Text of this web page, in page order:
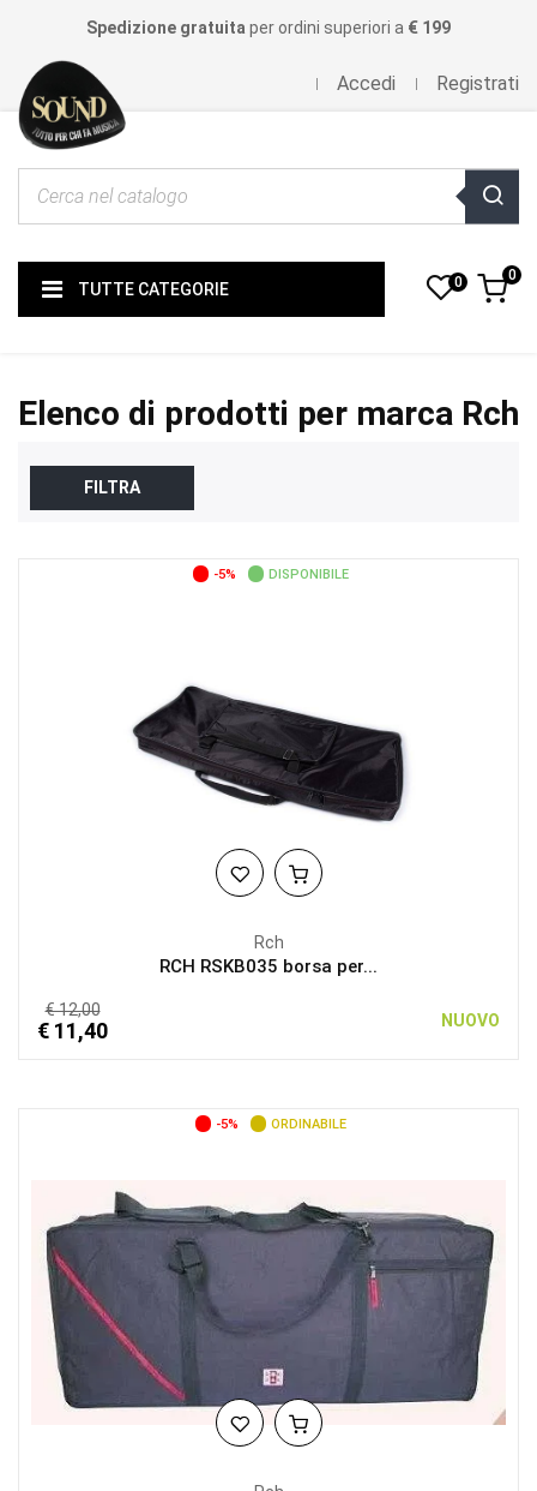
Spedizione gratuita per ordini superiori a € 199
Accedi Registrati
TUTTE CATEGORIE 0 0
Elenco di prodotti per marca Rch
FILTRA
-5% DISPONIBILE
Rch
RCH RSKB035 borsa per...
€ 12,00
€ 11,40 NUOVO
-5% ORDINABILE